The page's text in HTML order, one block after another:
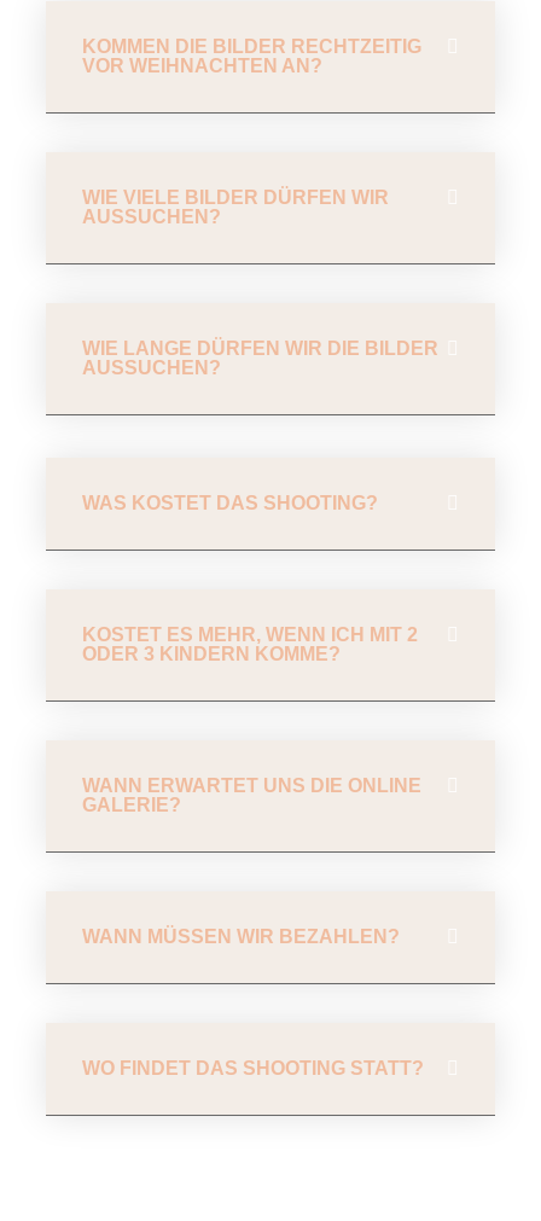
KOMMEN DIE BILDER RECHTZEITIG
VOR WEIHNACHTEN AN?
WIE VIELE BILDER DÜRFEN WIR
AUSSUCHEN?
WIE LANGE DÜRFEN WIR DIE BILDER
AUSSUCHEN?
WAS KOSTET DAS SHOOTING?
KOSTET ES MEHR, WENN ICH MIT 2
ODER 3 KINDERN KOMME?
WANN ERWARTET UNS DIE ONLINE
GALERIE?
WANN MÜSSEN WIR BEZAHLEN?
WO FINDET DAS SHOOTING STATT?